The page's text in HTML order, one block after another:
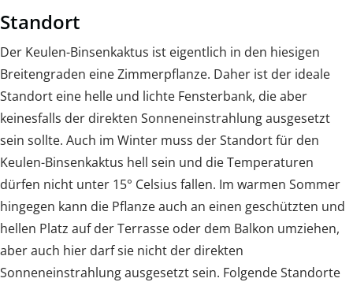
Standort
Der Keulen-Binsenkaktus ist eigentlich in den hiesigen
Breitengraden eine Zimmerpflanze. Daher ist der ideale
Standort eine helle und lichte Fensterbank, die aber
keinesfalls der direkten Sonneneinstrahlung ausgesetzt
sein sollte. Auch im Winter muss der Standort für den
Keulen-Binsenkaktus hell sein und die Temperaturen
dürfen nicht unter 15° Celsius fallen. Im warmen Sommer
hingegen kann die Pflanze auch an einen geschützten und
hellen Platz auf der Terrasse oder dem Balkon umziehen,
aber auch hier darf sie nicht der direkten
Sonneneinstrahlung ausgesetzt sein. Folgende Standorte